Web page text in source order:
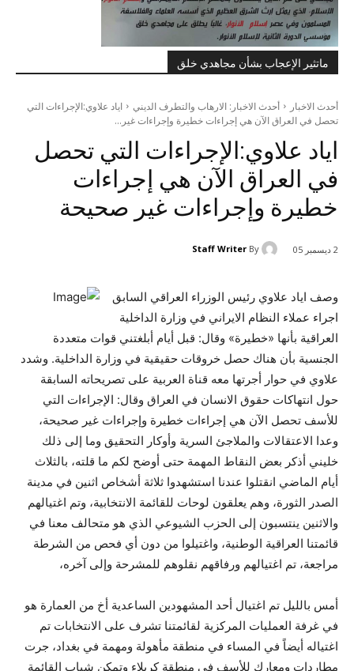
ماتثير الإعجاب بشأن مجاهدي خلق
أحدث الاخبار أحدث الاخبار: الارهاب والتطرف الديني
اياد علاوي:الإجراءات التي
تحصل في العراق الآن هي إجراءات خطيرة وإجراءات غير...
اياد علاوي:الإجراءات التي تحصل
في العراق الآن هي إجراءات
خطيرة وإجراءات غير صحيحة
2 ديسمبر 05 By
Staff Writer
وصف اياد علاوي رئيس الوزراء العراقي السابق
اجراء عملاء النظام الايراني في وزارة الداخلية
العراقية بأنها «خطيرة» وقال: قبل أيام أبلغتني قوات متعددة
الجنسية بأن هناك حصل خروقات حقيقية في وزارة الداخلية. وشدد
علاوي في حوار أجرتها معه قناة العربية على تصريحاته السابقة
حول انتهاكات حقوق الانسان في العراق وقال: الإجراءات التي
للأسف تحصل الآن هي إجراءات خطيرة وإجراءات غير صحيحة،
وعدا الاعتقالات والملاجئ السرية وأوكار التحقيق وما إلى ذلك
خليني أذكر بعض النقاط المهمة حتى أوضح لكم ما قلته، بالثلاث
أيام الماضي انقتلوا عندنا استشهدوا ثلاثة أشخاص اثنين في مدينة
الصدر الثورة، وهم يعلقون لوحات للقائمة الانتخابية، وتم اغتيالهم
والاثنين ينتسبون إلى الحزب الشيوعي الذي هو متحالف معنا في
قائمتنا العراقية الوطنية، واغتيلوا من دون أي فحص من الشرطة
مراجعة، تم اغتيالهم ورفاقهم نقلوهم للمشرحة وإلى آخره،
أمس بالليل تم اغتيال أحد المشهودين الساعدية أخ من العمارة هو
في غرفة العمليات المركزية لقائمتنا تشرف على الانتخابات تم
اغتياله أيضاً في المساء في منطقة مأهولة ومهمة في بغداد، جرت
مطاردات ومعارك للأسف في منطقة كربلاء وتمكن شباب القائمة